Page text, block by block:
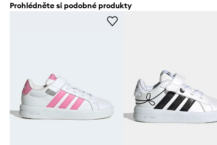
Prohlédněte si podobné produkty